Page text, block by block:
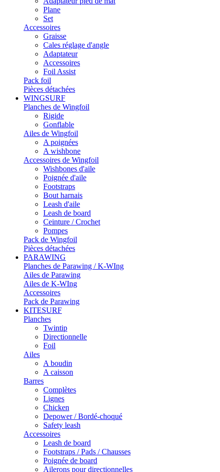
Plane
Set
Accessoires
Graisse
Cales réglage d'angle
Adaptateur
Accessoires
Foil Assist
Pack foil
Pièces détachées
WINGSURF
Planches de Wingfoil
Rigide
Gonflable
Ailes de Wingfoil
A poignées
A wishbone
Accessoires de Wingfoil
Wishbones d'aile
Poignée d'aile
Footstraps
Bout harnais
Leash d'aile
Leash de board
Ceinture / Crochet
Pompes
Pack de Wingfoil
Pièces détachées
PARAWING
Planches de Parawing / K-WIng
Ailes de Parawing
Ailes de K-WIng
Accessoires
Pack de Parawing
KITESURF
Planches
Twintip
Directionnelle
Foil
Ailes
A boudin
A caisson
Barres
Complètes
Lignes
Chicken
Depower / Bordé-choqué
Safety leash
Accessoires
Leash de board
Footstraps / Pads / Chausses
Poignée de board
Ailerons pour directionnelles